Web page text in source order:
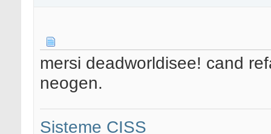
mersi deadworldisee! cand
neogen.
Sisteme CISS